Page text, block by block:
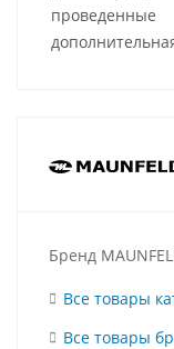
Бренд
Все товары
Все товары